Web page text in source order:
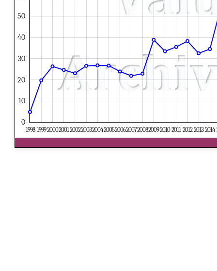
1998 199920002001200220032004200520062007200820092010 2011 2012 2013 2014
0
10
20
30
40
50